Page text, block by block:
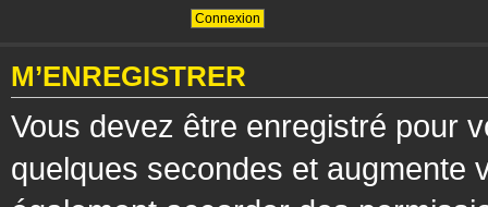
M’ENREGISTRER
Vous devez être enregistré pour
quelques secondes et augmente